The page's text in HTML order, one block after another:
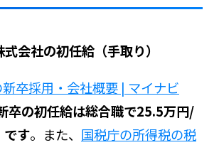
会社の初任給（手取り）
卒採用・会社概要 | マイナビ
卒の初任給は総合職で25.5万円/
です。また、 国税庁の所得税の税